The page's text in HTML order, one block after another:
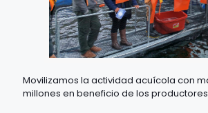
Movilizamos la actividad acuícola con
millones en beneficio de los